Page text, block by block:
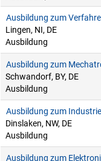
Ausbildung zum
Lingen, NI, DE
Ausbildung
Ausbildung zum
Schwandorf, BY, DE
Ausbildung
Ausbildung zum
Dinslaken, NW, DE
Ausbildung
Ausbildung zum